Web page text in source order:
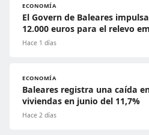
ECONOMÍA
El Govern de Baleares
12.000 euros para el relevo
Hace 1 días
ECONOMÍA
Baleares registra una caída
viviendas en junio del 11,7%
Hace 2 días